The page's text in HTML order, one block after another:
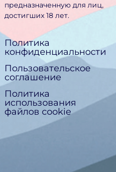
предназначен­ную для лиц,
достигших 18 лет.
Политика
конфиденциальности
Пользовательское
соглашение
Политика
использования
файлов cookie